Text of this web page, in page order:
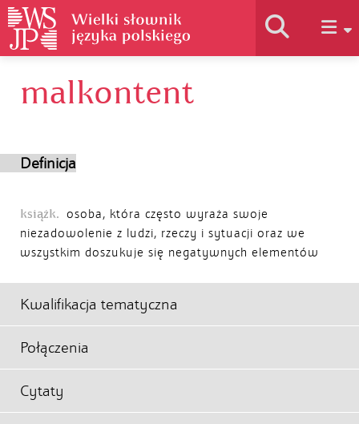
Historia słownika
Autorzy
malkontent
Definicja
książk. osoba, która często wyraża swoje
niezadowolenie z ludzi, rzeczy i sytuacji oraz we
wszystkim doszukuje się negatywnych elementów
Kwalifikacja tematyczna
Połączenia
Cytaty